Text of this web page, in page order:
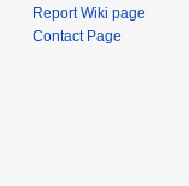
Report Wiki page
Contact Page